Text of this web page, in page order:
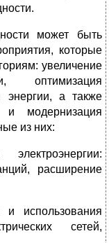
может быть
которые
увеличение
оптимизация
энергии, а также
и модернизация
из них:
расширение
использования
сетей,